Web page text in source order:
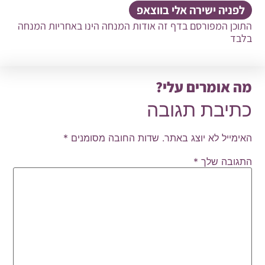
לפניה ישירה אלי בווצאפ
התוכן המפורסם בדף זה אודות המנחה הינו באחריות המנחה
בלבד
מה אומרים עלי?
כתיבת תגובה
האימייל לא יוצג באתר. שדות החובה מסומנים *
התגובה שלך *